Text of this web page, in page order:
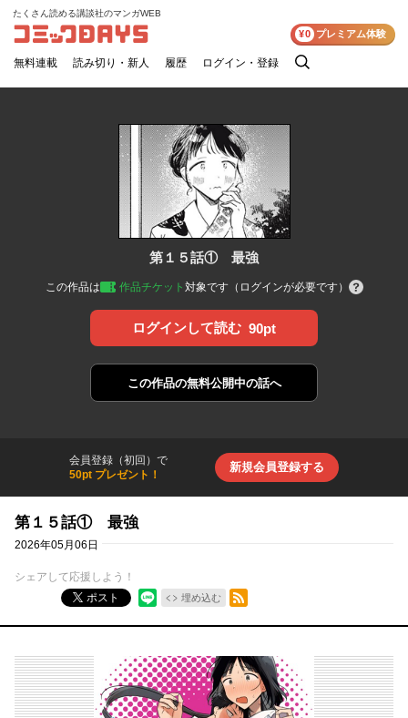
コミックDAYS
たくさん読める講談社のマンガWEB
無料連載 読み切り・新人 履歴 ログイン・登録
検
¥0 プレミアム体験
第１５話① 最強
この作品は 作品チケット 対象です（ログインが必要です）
ログインして読む 90pt
この作品の無料公開中の話へ
会員登録（初回）で
50pt プレゼント！
新規会員登録する
第１５話① 最強
2026年05月06日
シェアして応援しよう！
ポスト
埋め込む
RSSフィード